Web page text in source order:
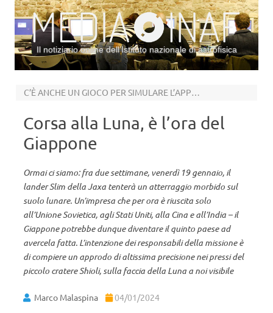
Il notiziario online dell’Istituto nazionale di astrofisica
C’È ANCHE UN GIOCO PER SIMULARE L’APPRODO: “THE PINPOINT MOONLANDING GAME”
Corsa alla Luna, è l’ora del
Giappone
Ormai ci siamo: fra due settimane, venerdì 19 gennaio, il
lander Slim della Jaxa tenterà un atterraggio morbido sul
suolo lunare. Un’impresa che per ora è riuscita solo
all’Unione Sovietica, agli Stati Uniti, alla Cina e all’India – il
Giappone potrebbe dunque diventare il quinto paese ad
avercela fatta. L’intenzione dei responsabili della missione è
di compiere un approdo di altissima precisione nei pressi del
piccolo cratere Shioli, sulla faccia della Luna a noi visibile
Marco Malaspina 04/01/2024